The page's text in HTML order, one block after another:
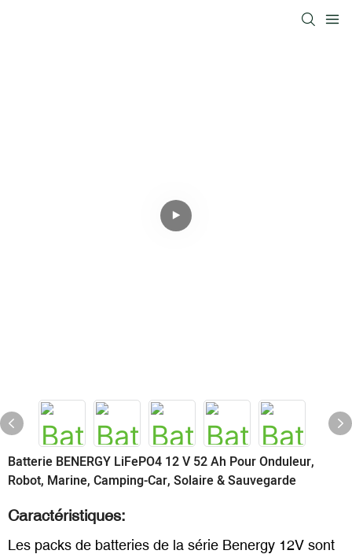
Batterie BENERGY LiFePO4 12 V 52 Ah Pour Onduleur,
Robot, Marine, Camping-Car, Solaire & Sauvegarde
Caractéristiques:
Les packs de batteries de la série Benergy 12V sont